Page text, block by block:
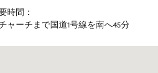
時間：
ャーチまで国道1号線を南へ45分